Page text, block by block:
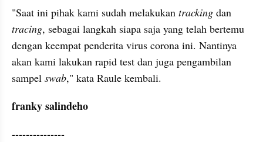
"Saat ini pihak kami sudah melakukan tracking
tracing, sebagai langkah siapa saja yang telah bertemu
dengan keempat penderita virus corona ini. Nantinya
akan kami lakukan rapid test dan juga pengambilan
sampel swab," kata Raule kembali.
franky salindeho
---------------